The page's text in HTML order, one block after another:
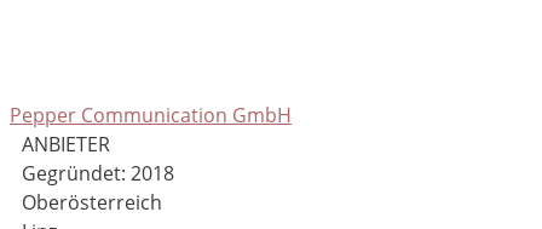
Pepper Communication GmbH
ANBIETER
Gegründet: 2018
Oberösterreich